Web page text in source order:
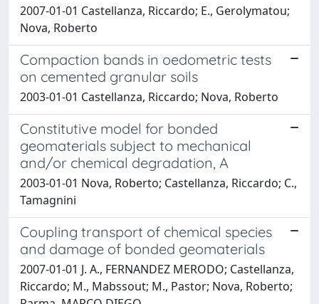
2007-01-01 Castellanza, Riccardo; E., Gerolymatou;
Nova, Roberto
Compaction bands in oedometric tests
on cemented granular soils
2003-01-01 Castellanza, Riccardo; Nova, Roberto
Constitutive model for bonded
geomaterials subject to mechanical
and/or chemical degradation, A
2003-01-01 Nova, Roberto; Castellanza, Riccardo; C.,
Tamagnini
Coupling transport of chemical species
and damage of bonded geomaterials
2007-01-01 J. A., FERNANDEZ MERODO; Castellanza,
Riccardo; M., Mabssout; M., Pastor; Nova, Roberto;